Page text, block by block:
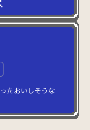
ったおい しそうな